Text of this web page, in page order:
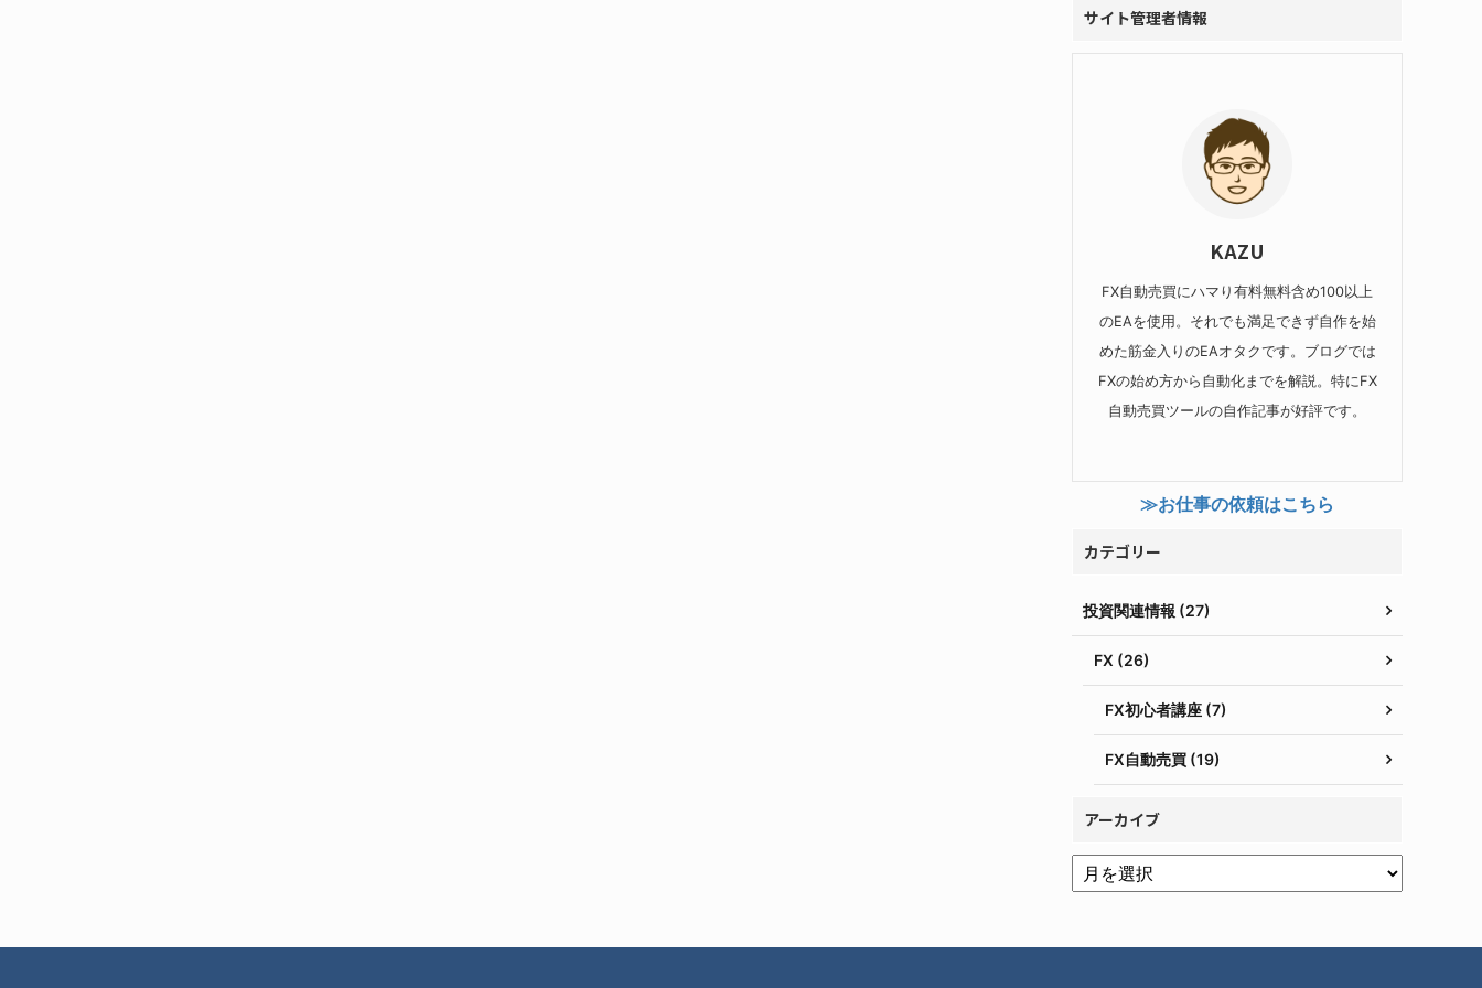
サイト管理者情報
KAZU
FX自動売買にハマり有料無料含め100以上
のEAを使用。それでも満足できず自作を始
めた筋金入りのEAオタクです。ブログでは
FXの始め方から自動化までを解説。特にFX
自動売買ツールの自作記事が好評です。
≫お仕事の依頼はこちら
カテゴリー
投資関連情報 (27)
FX (26)
FX初心者講座 (7)
FX自動売買 (19)
アーカイブ